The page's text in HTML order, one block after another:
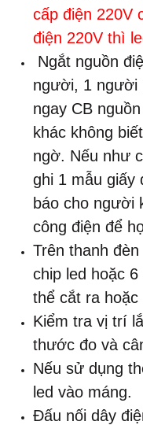
cấp điện 220V
điện 220V thì
Ngắt nguồn
người, 1 người
ngay CB
khác không
ngờ. Nếu như
ghi 1 mẫu giấy
báo cho người
công điện để
Trên thanh
chip led hoặc
thể cắt ra
Kiểm tra vị trí
thước đo và
Nếu sử dụng
led vào máng.
Đấu nối dây